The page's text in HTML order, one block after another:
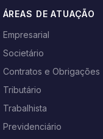
ÁREAS DE ATUAÇÃO
Empresarial
Societário
Contratos e Obrigações
Tributário
Trabalhista
Previdenciário